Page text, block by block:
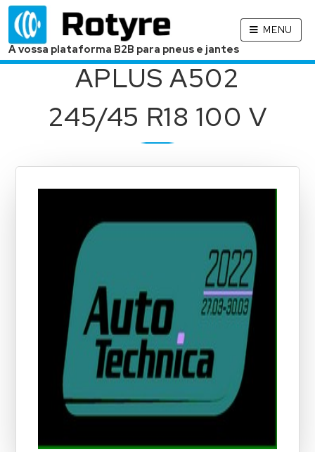
A vossa plataforma B2B para pneus e jantes
MENU
APLUS A502
245/45 R18 100 V